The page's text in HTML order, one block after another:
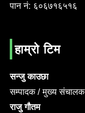
पान नं: ६०६७१६५१६
हाम्रो टिम
सन्जु काउछा
सम्पादक / मुख्य संचालक
राजु गौतम